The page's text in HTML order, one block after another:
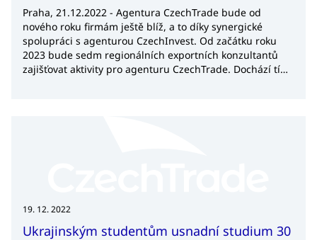
Praha, 21.12.2022 - Agentura CzechTrade bude od
nového roku firmám ještě blíž, a to díky synergické
spolupráci s agenturou CzechInvest. Od začátku roku
2023 bude sedm regionálních exportních konzultantů
zajišťovat aktivity pro agenturu CzechTrade. Dochází tím
19. 12. 2022
Ukrajinským studentům usnadní studium 30